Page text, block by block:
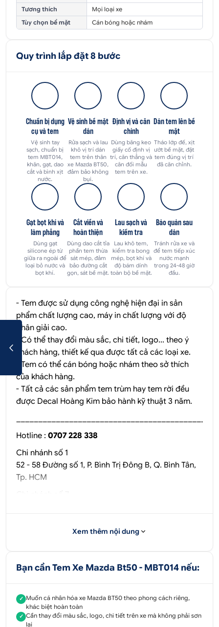
Tương thích
Mọi loại xe
Tùy chọn bề mặt
Cán bóng hoặc nhám
Quy trình lắp đặt 8 bước
Chuẩn bị dụng
cụ và tem
Vệ sinh tay
sạch, chuẩn bị
tem MBT014,
khăn, gạt, dao
cắt và bình xịt
nước.
Vệ sinh bề mặt
dán
Rửa sạch và lau
khô vị trí dán
tem trên thân
xe Mazda BT50,
đảm bảo không
bụi.
Định vị và căn
chỉnh
Dùng băng keo
giấy cố định vị
trí, căn thẳng và
cân đối mẫu
tem trên xe.
Dán tem lên bề
mặt
Tháo lớp đế, xịt
ướt bề mặt, đặt
tem đúng vị trí
đã căn chỉnh.
Gạt bọt khí và
làm phẳng
Dùng gạt
silicone ép từ
giữa ra ngoài để
loại bỏ nước và
bọt khí.
Cắt viền và
hoàn thiện
Dùng dao cắt tỉa
phần tem thừa
sát mép, đảm
bảo đường cắt
gọn, sát bề mặt.
Lau sạch và
kiểm tra
Lau khô tem,
kiểm tra bong
mép, bọt khí và
độ bám dính
toàn bộ bề mặt.
Bảo quản sau
dán
Tránh rửa xe và
để tem tiếp xúc
nước mạnh
trong 24-48 giờ
đầu.
- Tem được sử dụng công nghệ hiện đại in sản
phẩm chất lượng cao, máy in chất lượng với độ
phân giải cao.
- Có thể thay đổi màu sắc, chi tiết, logo... theo ý
khách hàng, thiết kế qua được tất cả các loại xe.
- Tem có thể cán bóng hoặc nhám theo sở thích
của khách hàng.
- Tất cả các sản phẩm tem trùm hay tem rời đều
được Decal Hoàng Kim bảo hành kỹ thuật 3 năm.
Hotline : 0707 228 338
Chi nhánh số 1
52 - 58 Đường số 1, P. Bình Trị Đông B, Q. Bình Tân,
Tp. HCM
Chi nhánh Thủ Đức
Thuận An, Bình Dương
Chi nhánh xe máy số 7
Xem thêm nội dung
Bạn cần Tem Xe Mazda Bt50 - MBT014 nếu:
✓ Muốn cá nhân hóa xe Mazda BT50 theo phong cách riêng,
khác biệt hoàn toàn
✓ Cần thay đổi màu sắc, logo, chi tiết trên xe mà không phải sơn
lại